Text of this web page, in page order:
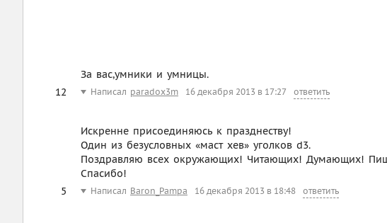
За вас,умники и умницы.
12
Написал paradox3m 16 декабря 2013 в 17:27 ответить
Искренне присоединяюсь к празднеству!
Один из безусловных «маст хев» уголков d3.
Поздравляю всех окружающих! Читающих! Думающих!
Спасибо!
5
Написал Baron_Pampa 16 декабря 2013 в 18:48 ответить